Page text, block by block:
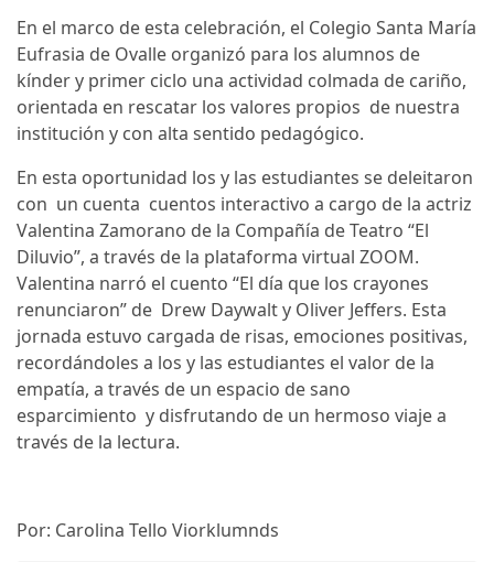
En el marco de esta celebración, el Colegio Santa María
Eufrasia de Ovalle organizó para los alumnos de
kínder y primer ciclo una actividad colmada de cariño,
orientada en rescatar los valores propios de nuestra
institución y con alta sentido pedagógico.
En esta oportunidad los y las estudiantes se deleitaron
con un cuenta cuentos interactivo a cargo de la actriz
Valentina Zamorano de la Compañía de Teatro “El
Diluvio”, a través de la plataforma virtual ZOOM.
Valentina narró el cuento “El día que los crayones
renunciaron” de Drew Daywalt y Oliver Jeffers. Esta
jornada estuvo cargada de risas, emociones positivas,
recordándoles a los y las estudiantes el valor de la
empatía, a través de un espacio de sano
esparcimiento y disfrutando de un hermoso viaje a
través de la lectura.
Por: Carolina Tello Viorklumnds